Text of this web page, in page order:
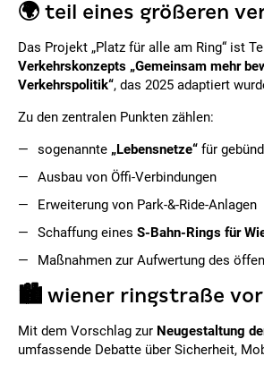
🌍 teil eines größeren
Das Projekt „Platz für alle am Ring“ ist
Verkehrskonzepts „Gemeinsam mehr
Verkehrspolitik“, das 2025 adaptiert
Zu den zentralen Punkten zählen:
sogenannte „Lebensnetze“ für
Ausbau von Öffi-Verbindungen
Erweiterung von Park-&-Ride-Anlagen
Schaffung eines S-Bahn-Rings für
Maßnahmen zur Aufwertung des
🏙️ wiener ringstraße
Mit dem Vorschlag zur Neugestaltung
umfassende Debatte über Sicherheit,